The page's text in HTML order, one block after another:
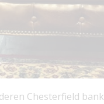
Chesterfield bank